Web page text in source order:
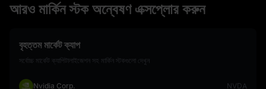
আরও মার্কিন স্টক অন্বেষণ এক্সপ্লোর করুন
বৃহত্তম মার্কেট ক্যাপ
সর্বোচ্চ মার্কেট ক্যাপিটালাইজেশন সহ মার্কিন স্টকগুলো দেখুন
Nvidia Corp. NVDA